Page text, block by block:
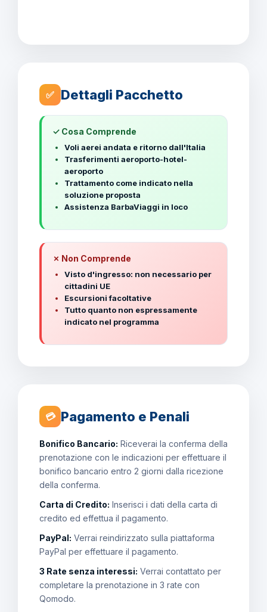
✅ Dettagli Pacchetto
✓ Cosa Comprende
Voli aerei andata e ritorno dall'Italia
Trasferimenti aeroporto-hotel-
aeroporto
Trattamento come indicato nella
soluzione proposta
Assistenza BarbaViaggi in loco
✗ Non Comprende
Visto d'ingresso: non necessario per
cittadini UE
Escursioni facoltative
Tutto quanto non espressamente
indicato nel programma
💳 Pagamento e Penali
Bonifico Bancario: Riceverai la conferma della
prenotazione con le indicazioni per effettuare il
bonifico bancario entro 2 giorni dalla ricezione
della conferma.
Carta di Credito: Inserisci i dati della carta di
credito ed effettua il pagamento.
PayPal: Verrai reindirizzato sulla piattaforma
PayPal per effettuare il pagamento.
3 Rate senza interessi: Verrai contattato per
completare la prenotazione in 3 rate con
Qomodo.